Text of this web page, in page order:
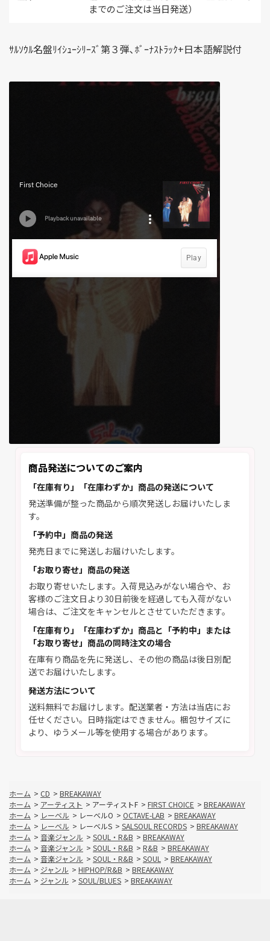
までのご注文は当日発送）
ｻﾙｿｳﾙ名盤ﾘｲｼｭｰｼﾘｰｽﾞ第３弾､ﾎﾞｰﾅｽﾄﾗｯｸ+日本語解説付
商品発送についてのご案内
「在庫有り」「在庫わずか」商品の発送について
発送準備が整った商品から順次発送しお届けいたしま
す。
「予約中」商品の発送
発売日までに発送しお届けいたします。
「お取り寄せ」商品の発送
お取り寄せいたします。入荷見込みがない場合や、お
客様のご注文日より30日前後を経過しても入荷がない
場合は、ご注文をキャンセルとさせていただきます。
「在庫有り」「在庫わずか」商品と「予約中」または
「お取り寄せ」商品の同時注文の場合
在庫有り商品を先に発送し、その他の商品は後日別配
送でお届けいたします。
発送方法について
送料無料でお届けします。配送業者・方法は当店にお
任せください。日時指定はできません。梱包サイズに
より、ゆうメール等を使用する場合があります。
ホーム > CD > BREAKAWAY
ホーム > アーティスト > アーティストF > FIRST CHOICE > BREAKAWAY
ホーム > レーベル > レーベルO > OCTAVE-LAB > BREAKAWAY
ホーム > レーベル > レーベルS > SALSOUL RECORDS > BREAKAWAY
ホーム > 音楽ジャンル > SOUL・R&B > BREAKAWAY
ホーム > 音楽ジャンル > SOUL・R&B > R&B > BREAKAWAY
ホーム > 音楽ジャンル > SOUL・R&B > SOUL > BREAKAWAY
ホーム > ジャンル > HIPHOP/R&B > BREAKAWAY
ホーム > ジャンル > SOUL/BLUES > BREAKAWAY